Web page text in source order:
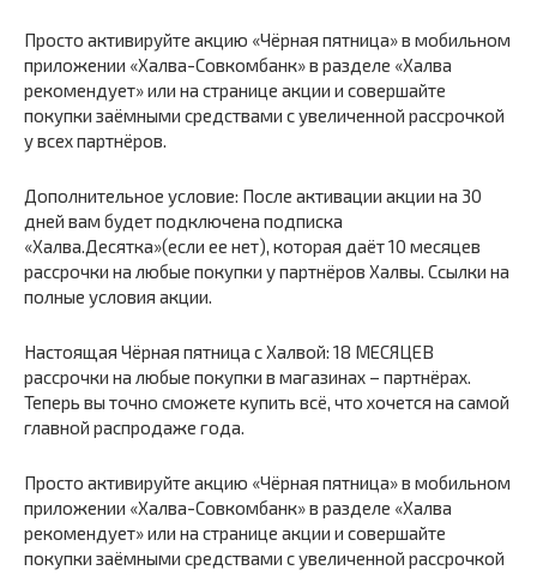
Просто активируйте акцию «Чёрная пятница» в мобильном
приложении «Халва-Совкомбанк» в разделе «Халва
рекомендует» или на странице акции и совершайте
покупки заёмными средствами с увеличенной рассрочкой
у всех партнёров.
Дополнительное условие: После активации акции на 30
дней вам будет подключена подписка
«Халва.Десятка»(если ее нет), которая даёт 10 месяцев
рассрочки на любые покупки у партнёров Халвы. Ссылки на
полные условия акции.
Настоящая Чёрная пятница с Халвой: 18 МЕСЯЦЕВ
рассрочки на любые покупки в магазинах – партнёрах.
Теперь вы точно сможете купить всё, что хочется на самой
главной распродаже года.
Просто активируйте акцию «Чёрная пятница» в мобильном
приложении «Халва-Совкомбанк» в разделе «Халва
рекомендует» или на странице акции и совершайте
покупки заёмными средствами с увеличенной рассрочкой